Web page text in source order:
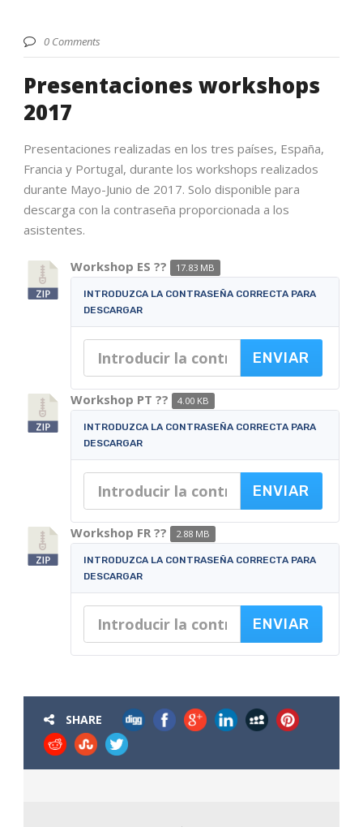
0 Comments
Presentaciones workshops
2017
Presentaciones realizadas en los tres países, España,
Francia y Portugal, durante los workshops realizados
durante Mayo-Junio de 2017. Solo disponible para
descarga con la contraseña proporcionada a los
asistentes.
Workshop ES ?? 17.83 MB
INTRODUZCA LA CONTRASEÑA CORRECTA PARA
DESCARGAR
Workshop PT ?? 4.00 KB
INTRODUZCA LA CONTRASEÑA CORRECTA PARA
DESCARGAR
Workshop FR ?? 2.88 MB
INTRODUZCA LA CONTRASEÑA CORRECTA PARA
DESCARGAR
SHARE